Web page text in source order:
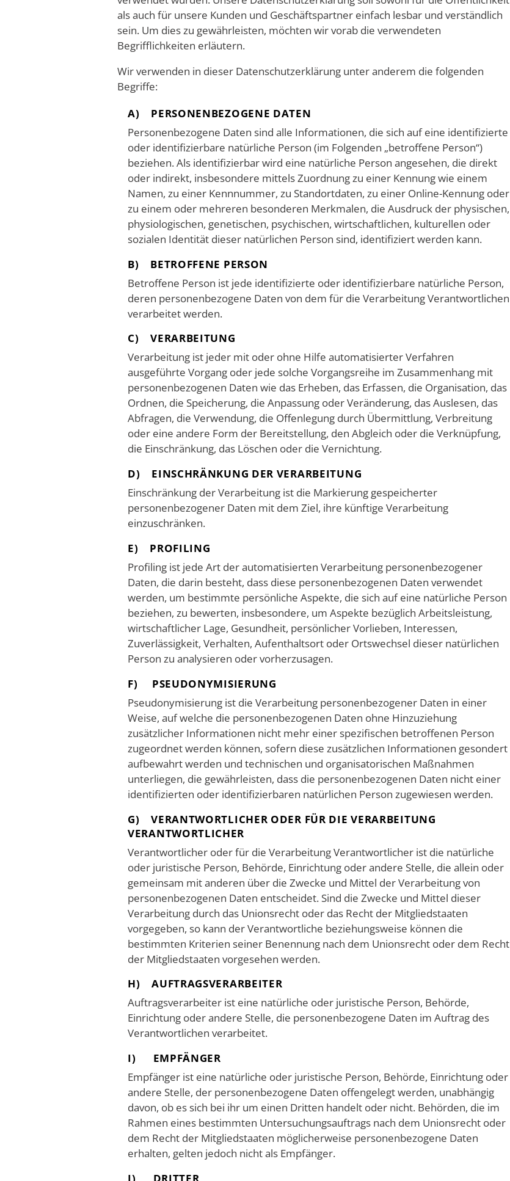
als auch für unsere Kunden und Geschäftspartner einfach lesbar und verständlich
sein. Um dies zu gewährleisten, möchten wir vorab die verwendeten
Begrifflichkeiten erläutern.
Wir verwenden in dieser Datenschutzerklärung unter anderem die folgenden
Begriffe:
A) PERSONENBEZOGENE DATEN
Personenbezogene Daten sind alle Informationen, die sich auf eine identifizierte
oder identifizierbare natürliche Person (im Folgenden „betroffene Person“)
beziehen. Als identifizierbar wird eine natürliche Person angesehen, die direkt
oder indirekt, insbesondere mittels Zuordnung zu einer Kennung wie einem
Namen, zu einer Kennnummer, zu Standortdaten, zu einer Online-Kennung oder
zu einem oder mehreren besonderen Merkmalen, die Ausdruck der physischen,
physiologischen, genetischen, psychischen, wirtschaftlichen, kulturellen oder
sozialen Identität dieser natürlichen Person sind, identifiziert werden kann.
B) BETROFFENE PERSON
Betroffene Person ist jede identifizierte oder identifizierbare natürliche Person,
deren personenbezogene Daten von dem für die Verarbeitung Verantwortlichen
verarbeitet werden.
C) VERARBEITUNG
Verarbeitung ist jeder mit oder ohne Hilfe automatisierter Verfahren
ausgeführte Vorgang oder jede solche Vorgangsreihe im Zusammenhang mit
personenbezogenen Daten wie das Erheben, das Erfassen, die Organisation, das
Ordnen, die Speicherung, die Anpassung oder Veränderung, das Auslesen, das
Abfragen, die Verwendung, die Offenlegung durch Übermittlung, Verbreitung
oder eine andere Form der Bereitstellung, den Abgleich oder die Verknüpfung,
die Einschränkung, das Löschen oder die Vernichtung.
D) EINSCHRÄNKUNG DER VERARBEITUNG
Einschränkung der Verarbeitung ist die Markierung gespeicherter
personenbezogener Daten mit dem Ziel, ihre künftige Verarbeitung
einzuschränken.
E) PROFILING
Profiling ist jede Art der automatisierten Verarbeitung personenbezogener
Daten, die darin besteht, dass diese personenbezogenen Daten verwendet
werden, um bestimmte persönliche Aspekte, die sich auf eine natürliche Person
beziehen, zu bewerten, insbesondere, um Aspekte bezüglich Arbeitsleistung,
wirtschaftlicher Lage, Gesundheit, persönlicher Vorlieben, Interessen,
Zuverlässigkeit, Verhalten, Aufenthaltsort oder Ortswechsel dieser natürlichen
Person zu analysieren oder vorherzusagen.
F) PSEUDONYMISIERUNG
Pseudonymisierung ist die Verarbeitung personenbezogener Daten in einer
Weise, auf welche die personenbezogenen Daten ohne Hinzuziehung
zusätzlicher Informationen nicht mehr einer spezifischen betroffenen Person
zugeordnet werden können, sofern diese zusätzlichen Informationen gesondert
aufbewahrt werden und technischen und organisatorischen Maßnahmen
unterliegen, die gewährleisten, dass die personenbezogenen Daten nicht einer
identifizierten oder identifizierbaren natürlichen Person zugewiesen werden.
G) VERANTWORTLICHER ODER FÜR DIE VERARBEITUNG
VERANTWORTLICHER
Verantwortlicher oder für die Verarbeitung Verantwortlicher ist die natürliche
oder juristische Person, Behörde, Einrichtung oder andere Stelle, die allein oder
gemeinsam mit anderen über die Zwecke und Mittel der Verarbeitung von
personenbezogenen Daten entscheidet. Sind die Zwecke und Mittel dieser
Verarbeitung durch das Unionsrecht oder das Recht der Mitgliedstaaten
vorgegeben, so kann der Verantwortliche beziehungsweise können die
bestimmten Kriterien seiner Benennung nach dem Unionsrecht oder dem Recht
der Mitgliedstaaten vorgesehen werden.
H) AUFTRAGSVERARBEITER
Auftragsverarbeiter ist eine natürliche oder juristische Person, Behörde,
Einrichtung oder andere Stelle, die personenbezogene Daten im Auftrag des
Verantwortlichen verarbeitet.
I) EMPFÄNGER
Empfänger ist eine natürliche oder juristische Person, Behörde, Einrichtung oder
andere Stelle, der personenbezogene Daten offengelegt werden, unabhängig
davon, ob es sich bei ihr um einen Dritten handelt oder nicht. Behörden, die im
Rahmen eines bestimmten Untersuchungsauftrags nach dem Unionsrecht oder
dem Recht der Mitgliedstaaten möglicherweise personenbezogene Daten
erhalten, gelten jedoch nicht als Empfänger.